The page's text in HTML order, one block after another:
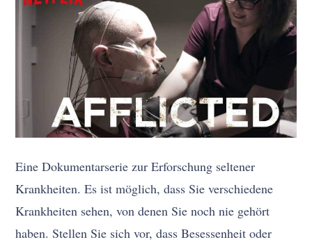
Eine Dokumentarserie zur Erforschung seltener
Krankheiten. Es ist möglich, dass Sie verschiedene
Krankheiten sehen, von denen Sie noch nie gehört
haben. Stellen Sie sich vor, dass Besessenheit oder